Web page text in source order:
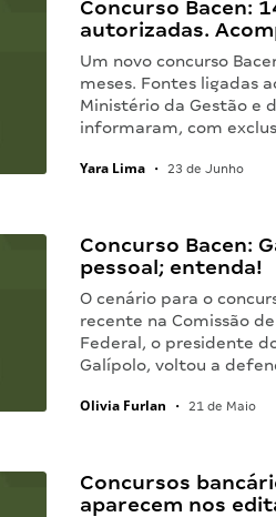
Concurso Bacen:
autorizadas.
Um novo concurso
meses. Fontes ligadas
Ministério da Gestão e
informaram, com
Yara Lima • 23 de Junho
Concurso Bacen:
pessoal; entenda!
O cenário para o
recente na Comissão
Federal, o presidente
Galípolo, voltou a
Olivia Furlan • 21 de Maio
Concursos
aparecem nos